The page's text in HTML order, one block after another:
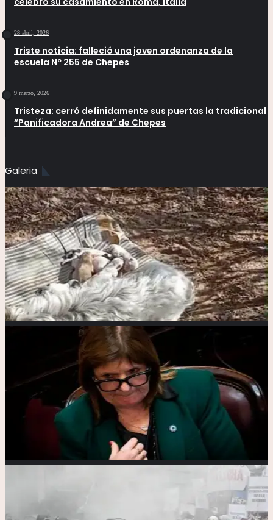
28 abril, 2026
Triste noticia: falleció una joven ordenanza de la
escuela Nº 255 de Chepes
9 marzo, 2026
Tristeza: cerró definidamente sus puertas la tradicional
“Panificadora Andrea” de Chepes
Galeria